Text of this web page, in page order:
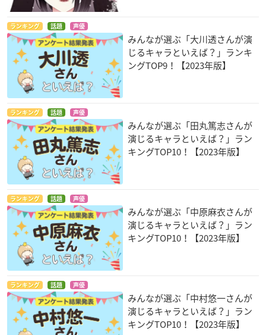
ランキング 話題 声優
みんなが選ぶ「大川透さんが演
じるキャラといえば？」ランキ
ングTOP9！【2023年版】
ランキング 話題 声優
みんなが選ぶ「田丸篤志さんが
演じるキャラといえば？」ラン
キングTOP10！【2023年版】
ランキング 話題 声優
みんなが選ぶ「中原麻衣さんが
演じるキャラといえば？」ラン
キングTOP10！【2023年版】
ランキング 話題 声優
みんなが選ぶ「中村悠一さんが
演じるキャラといえば？」ラン
キングTOP10！【2023年版】